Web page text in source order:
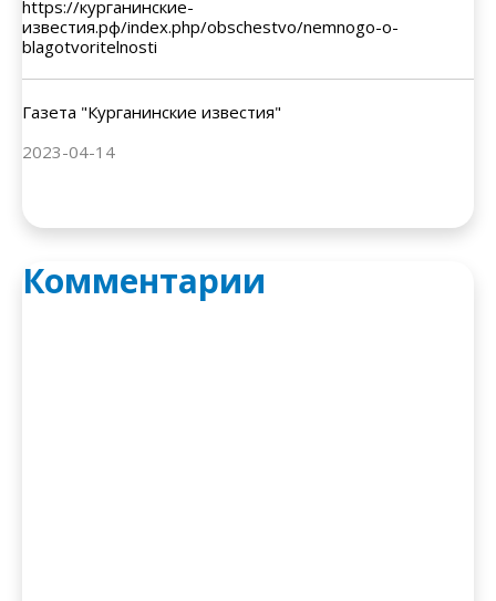
https://курганинские-
известия.рф/index.php/obschestvo/nemnogo-o-
blagotvoritelnosti
Газета "Курганинские известия"
2023-04-14
Комментарии